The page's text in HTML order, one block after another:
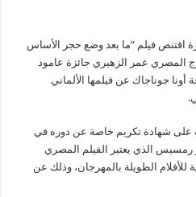
اقتنص فيلم “ما بعد وضع حجر الأساس
بالكيلو 375” للمخرج المصري عمر الزهيري جائزة عامود
جوناجاك عن فيلمها الألماني
شهادة تكريم خاصة عن دوره في
رمسيس الذي يعتبر الفيلم المصري
للأفلام الطويلة بالمهرجان، وذلك عن